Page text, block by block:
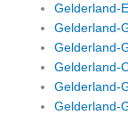
Gelderland-
Gelderland-
Gelderland-
Gelderland-
Gelderland-
Gelderland-